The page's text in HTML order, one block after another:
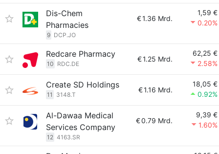
Dis-Chem
Pharmacies
9 DCP.JO
€1.36 Mrd.
1,59 €
0.20%
Redcare Pharmacy
10 RDC.DE
€1.25 Mrd.
62,25 €
2.58%
Create SD Holdings
11 3148.T
€1.16 Mrd.
18,05 €
0.92%
Al-Dawaa Medical
Services Company
12 4163.SR
€0.79 Mrd.
9,39 €
1.60%